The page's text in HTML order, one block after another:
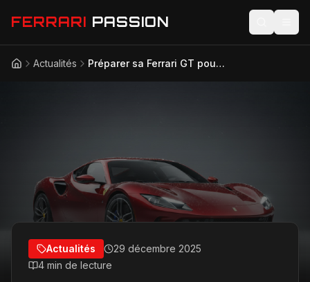
FERRARI PASSION
Actualités
Lifestyle
AccueilActualités Préparer sa Ferrari GT pour le froid de janvier
Actualités
29 décembre 2025
4 min de lecture